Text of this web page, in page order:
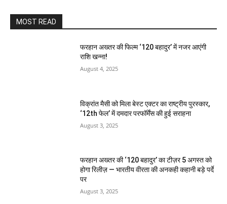
MOST READ
फरहान अख्तर की फिल्म ‘120 बहादुर’ में नजर आएंगी
राशि खन्ना!
August 4, 2025
विक्रांत मैसी को मिला बेस्ट एक्टर का राष्ट्रीय पुरस्कार,
‘12th फेल’ में दमदार परफॉर्मेंस की हुई सराहना
August 3, 2025
फरहान अख्तर की ‘120 बहादुर’ का टीज़र 5 अगस्त को
होगा रिलीज़ — भारतीय वीरता की अनकही कहानी बड़े पर्दे
पर
August 3, 2025